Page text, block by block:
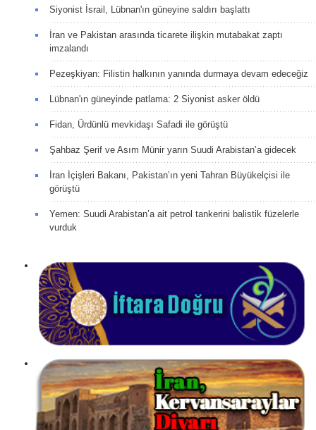
Siyonist İsrail, Lübnan'ın güneyine saldırı başlattı
İran ve Pakistan arasında ticarete ilişkin mutabakat zaptı
imzalandı
Pezeşkiyan: Filistin halkının yanında durmaya devam edeceğiz
Lübnan'ın güneyinde patlama: 2 Siyonist asker öldü
Fidan, Ürdünlü mevkidaşı Safadi ile görüştü
Şahbaz Şerif ve Asım Münir yarın Suudi Arabistan’a gidecek
İran İçişleri Bakanı, Pakistan’ın yeni Tahran Büyükelçisi ile
görüştü
Yemen: Suudi Arabistan’a ait petrol tankerini balistik füzelerle
vurduk